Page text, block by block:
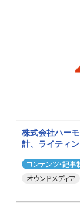
株式会社ハー
計、ライティ
コンテンツ・記
オウンドメディア